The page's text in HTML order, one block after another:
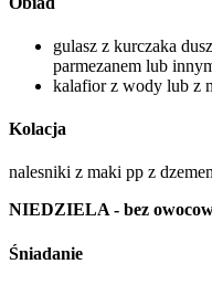
gulasz z kurczaka
parmezanem lub
kalafior z wody lub z
Kolacja
nalesniki z maki pp z
NIEDZIELA - bez
Śniadanie